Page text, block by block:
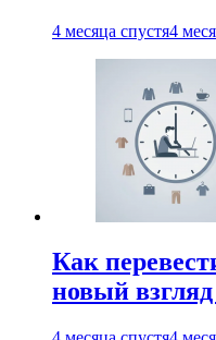
4 месяца спустя4
Как
новый